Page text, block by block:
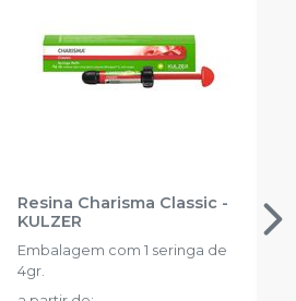
Resina Charisma Classic-
KULZER
Embalagem com 1 seringa de
4gr.